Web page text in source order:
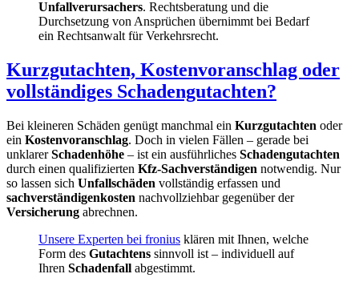
Unfallverursachers. Rechtsberatung und die
Durchsetzung von Ansprüchen übernimmt bei Bedarf
ein Rechtsanwalt für Verkehrsrecht.
Kurzgutachten, Kostenvoranschlag oder
vollständiges Schadengutachten?
Bei kleineren Schäden genügt manchmal ein Kurzgutachten oder
ein Kostenvoranschlag. Doch in vielen Fällen – gerade bei
unklarerSchadenhöhe – ist ein ausführliches Schadengutachten
durch einen qualifizierten Kfz-Sachverständigen notwendig. Nur
so lassen sich Unfallschäden vollständig erfassen und
sachverständigenkosten nachvollziehbar gegenüber der
Versicherung abrechnen.
Unsere Experten bei fronius klären mit Ihnen, welche
Form des Gutachtens sinnvoll ist – individuell auf
Ihren Schadenfall abgestimmt.